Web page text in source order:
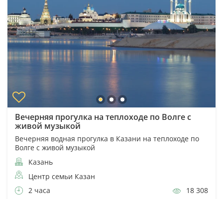
Вечерняя прогулка на теплоходе по Волге с
живой музыкой
Вечерняя водная прогулка в Казани на теплоходе по
Волге с живой музыкой
Казань
Центр семьи Казан
2 часа
18 308